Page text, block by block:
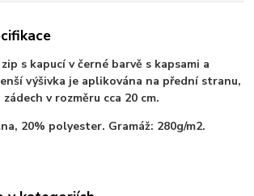
s kapucí v černé barvě s kapsami a
výšivka je aplikována na přední stranu,
v rozměru cca 20 cm.
20% polyester. Gramáž: 280g/m2.